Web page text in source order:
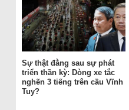
Sự thật đằng sau sự phát
triển thần kỳ: Dòng xe tắc
nghẽn 3 tiếng trên cầu Vĩnh
Tuy?